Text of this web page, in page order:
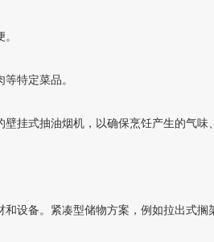
特定菜品。
烟机，以确保烹饪产生的气味、油脂和
备。紧凑型储物方案，例如拉出式搁